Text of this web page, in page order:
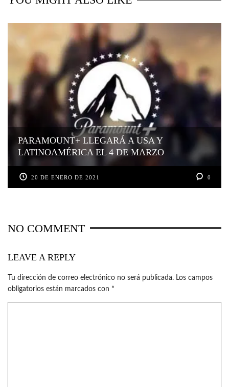
PARAMOUNT+ LLEGARÁ A USA Y
LATINOAMÉRICA EL 4 DE MARZO
20 DE ENERO DE 2021 0
NO COMMENT
LEAVE A REPLY
Tu dirección de correo electrónico no será publicada. Los campos
obligatorios están marcados con *